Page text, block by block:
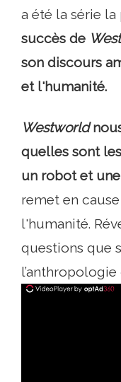
a été la série la
succès de
son discours
et l'humanité.
Westworld
quelles sont
un robot et
remet en
l'humanité.
questions que